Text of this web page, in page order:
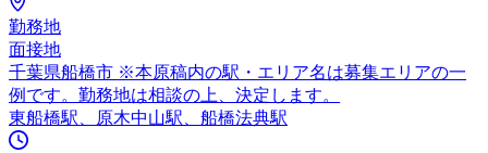
勤務地
面接地
千葉県船橋市 ※本原稿内の駅・エリア名は募集エリアの一
例です。勤務地は相談の上、決定します。
東船橋駅、原木中山駅、船橋法典駅